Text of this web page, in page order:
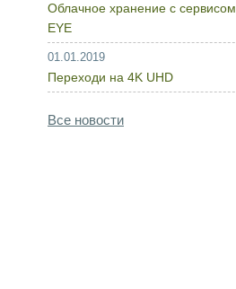
Облачное хранение с
EYE
01.01.2019
Переходи на 4K UHD
Все новости